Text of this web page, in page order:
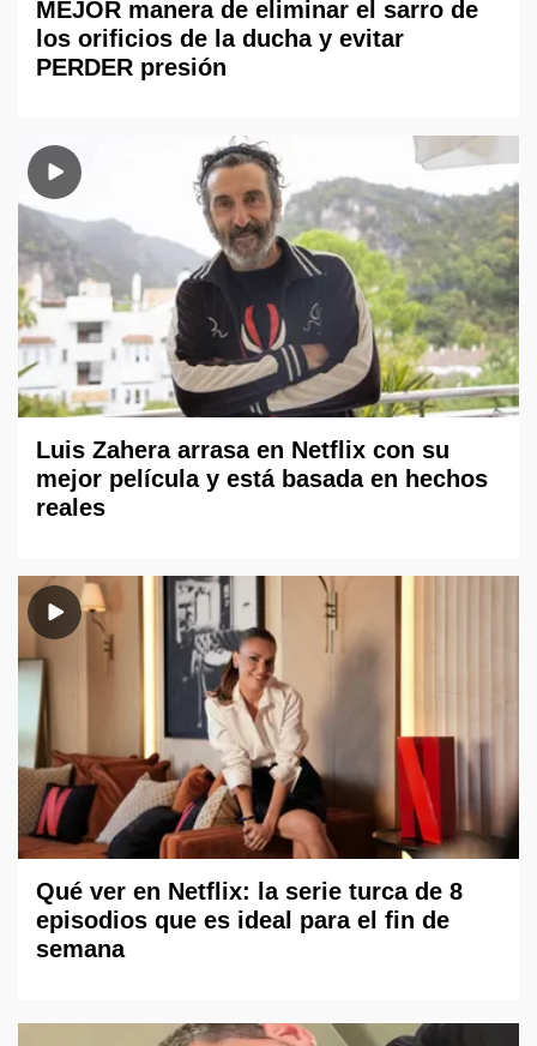
MEJOR manera de eliminar el sarro de
los orificios de la ducha y evitar
PERDER presión
Luis Zahera arrasa en Netflix con su
mejor película y está basada en hechos
reales
Qué ver en Netflix: la serie turca de 8
episodios que es ideal para el fin de
semana